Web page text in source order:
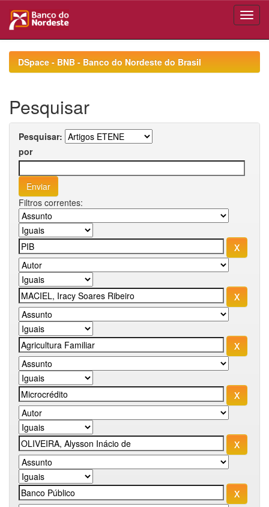
navigationDSpace - BNB - Banco do Nordeste do Brasil
Pesquisar
Pesquisar:
por
Filtros correntes: